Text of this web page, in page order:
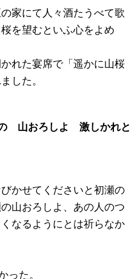
家にて人々酒たうべて歌
を望むといふ心をよめ
れた宴席で「遥かに山桜
した。
山おろしよ 激しかれと
かせてくださいと初瀬の
山おろしよ、あの人のつ
なるようにとは祈らなか
った。